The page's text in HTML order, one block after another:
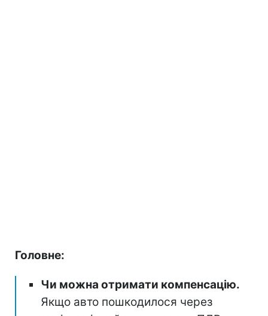
Головне:
Чи можна отримати компенсацію.
Якщо авто пошкодилося через